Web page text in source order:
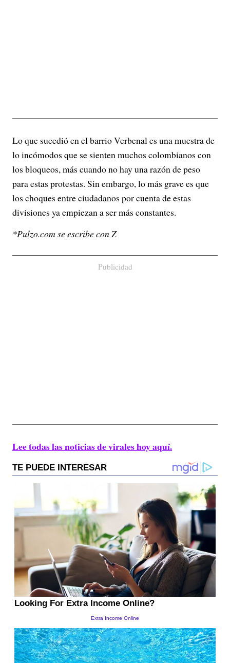
Lo que sucedió en el barrio Verbenal es una muestra de
lo incómodos que se sienten muchos colombianos con
los bloqueos, más cuando no hay una razón de peso
para estas protestas. Sin embargo, lo más grave es que
los choques entre ciudadanos por cuenta de estas
divisiones ya empiezan a ser más constantes.
*Pulzo.com se escribe con Z
Publicidad
Lee todas las noticias de virales hoy aquí.